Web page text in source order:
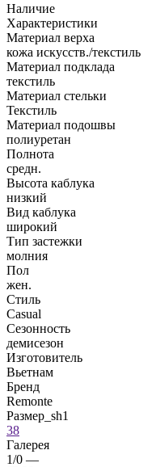
Наличие
Характеристики
Материал верха
кожа искусств./текстиль
Материал подклада
текстиль
Материал стельки
Текстиль
Материал подошвы
полиуретан
Полнота
средн.
Высота каблука
низкий
Вид каблука
широкий
Тип застежки
молния
Пол
жен.
Стиль
Casual
Сезонность
демисезон
Изготовитель
Вьетнам
Бренд
Remonte
Размер_sh1
38
Галерея
1/0 —